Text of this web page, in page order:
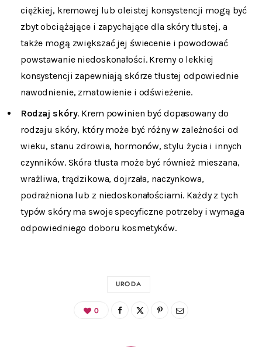
ciężkiej, kremowej lub oleistej konsystencji mogą być
zbyt obciążające i zapychające dla skóry tłustej, a
także mogą zwiększać jej świecenie i powodować
powstawanie niedoskonałości. Kremy o lekkiej
konsystencji zapewniają skórze tłustej odpowiednie
nawodnienie, zmatowienie i odświeżenie.
Rodzaj skóry. Krem powinien być dopasowany do
rodzaju skóry, który może być różny w zależności od
wieku, stanu zdrowia, hormonów, stylu życia i innych
czynników. Skóra tłusta może być również mieszana,
wrażliwa, trądzikowa, dojrzała, naczynkowa,
podrażniona lub z niedoskonałościami. Każdy z tych
typów skóry ma swoje specyficzne potrzeby i wymaga
odpowiedniego doboru kosmetyków.
URODA
0